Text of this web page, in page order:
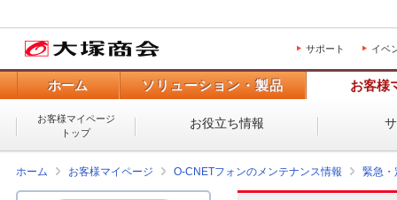
サポート イベ
ホーム ソリューション・製品 お客様
お客様マイページ
トップ
お役立ち情報
ホーム お客様マイページ O-CNETフォンのメンテナンス情報 緊急・